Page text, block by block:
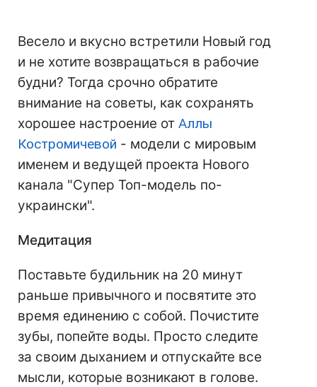
Весело и вкусно встретили Новый год
и не хотите возвращаться в рабочие
будни? Тогда срочно обратите
внимание на советы, как сохранять
хорошее настроение от Аллы
Костромичевой - модели с мировым
именем и ведущей проекта Нового
канала "Супер Топ-модель по-
украински".
Медитация
Поставьте будильник на 20 минут
раньше привычного и посвятите это
время единению с собой. Почистите
зубы, попейте воды. Просто следите
за своим дыханием и отпускайте все
мысли, которые возникают в голове.